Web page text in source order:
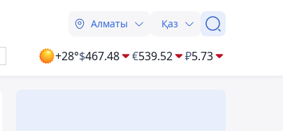
Алматы Қаз
+28°$467.48 €539.52 ₽5.73